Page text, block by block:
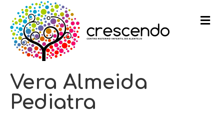
m
e
Vera Almeida
Pediatra